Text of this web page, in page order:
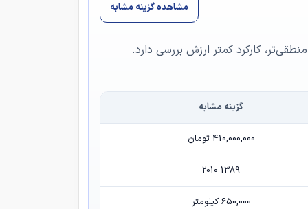
مشاهده گزینه مشابه
کارکرد کمتر ارزش بررسی دارد.
گزینه مشابه
410,000,000 تومان
2010-1389
650,000 کیلومتر